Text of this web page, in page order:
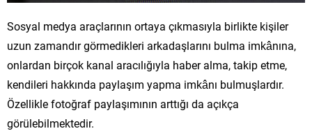
Sosyal medya araçlarının ortaya çıkmasıyla birlikte kişiler
uzun zamandır görmedikleri arkadaşlarını bulma imkânına,
onlardan birçok kanal aracılığıyla haber alma, takip etme,
kendileri hakkında paylaşım yapma imkânı bulmuşlardır.
Özellikle fotoğraf paylaşımının arttığı da açıkça
görülebilmektedir.